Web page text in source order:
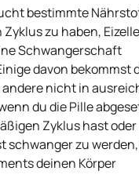
bestimmte
zu haben,
Schwangerschaft
davon bekommst
andere nicht in
du die Pille
Zyklus hast
schwanger zu
deinen Körper